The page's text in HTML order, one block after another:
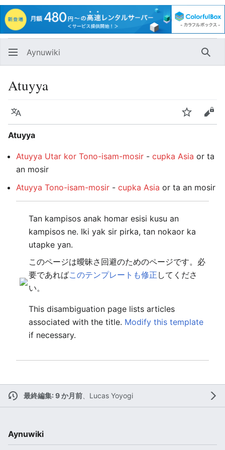
Aynuwiki
Atuyya
言語 Nukarus
Atuyya
Atuyya Utar kor Tono-isam-mosir - cupka Asia or ta
an mosir
Atuyya Tono-isam-mosir - cupka Asia or ta an mosir
Tan kampisos anak homar esisi kusu an
kampisos ne. Iki yak sir pirka, tan nokaor ka
utapke yan.
このページは曖昧さ回避のためのページです。必
要であればこのテンプレートも修正 してくださ
い。
This disambiguation page lists articles
associated with the title. Modify this template
if necessary.
最終編集: 9 か月前、 Lucas Yoyogi
Aynuwiki